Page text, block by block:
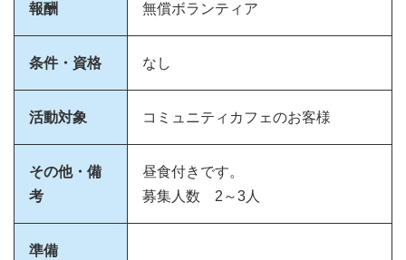
報酬 無償ボランティア
条件・資格 なし
活動対象 コミュニティカフェのお客様
その他・備
考
昼食付きです。
募集人数 2～3人
準備